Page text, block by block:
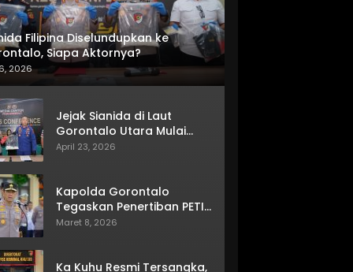
Filipina Diselundupkan ke
Siapa Aktornya?
2026
Jejak Sianida di Laut
Gorontalo Utara Mulai
Terkuak
April 23, 2026
Kapolda Gorontalo
Tegaskan Penertiban PETI
Terus Berjalan
Maret 8, 2026
Ka Kuhu Resmi Tersangka,